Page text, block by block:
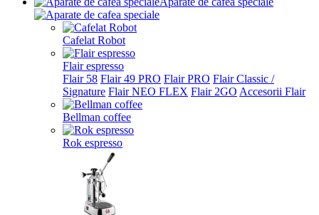
Cafelat Robot
Flair espresso
Flair 58 Flair 49 PRO Flair PRO Flair Classic /
Signature Flair NEO FLEX Flair 2GO Accesorii Flair
Bellman coffee
Rok espresso